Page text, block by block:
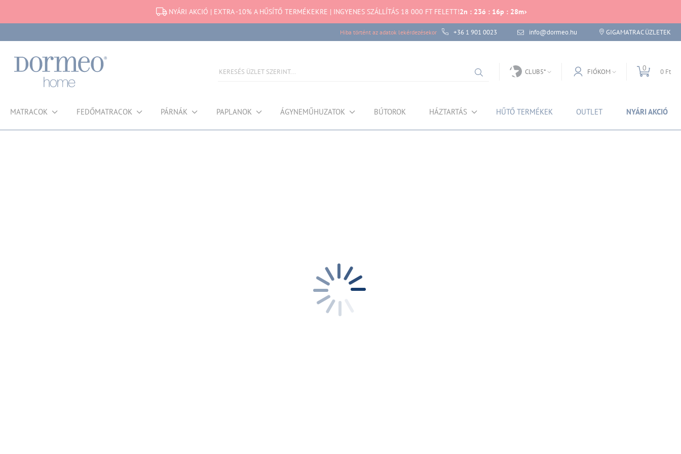
NYÁRI AKCIÓ | EXTRA -10% A HŰSÍTŐ TERMÉKEKRE | INGYENES SZÁLLÍTÁS 18 000 FT FELETT!2n : 23ó : 16p : 28m
Hiba történt az adatok lekérdezésekor +36 1 901 0023 info@dormeo.hu GIGAMATRAC ÜZLETEK
CLUB5* FIÓKOM 0 0 Ft
MATRACOK FEDŐMATRACOK PÁRNÁK PAPLANOK ÁGYNEMŰHUZATOK BÚTOROK HÁZTARTÁS HŰTŐ TERMÉKEK OUTLET NYÁRI AKCIÓ